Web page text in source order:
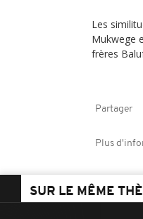
Les
Mukwege
frères
Partager
Plus
SUR LE MÊME